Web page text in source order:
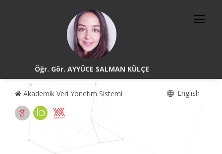
Öğr. Gör. AYYÜCE SALMAN KÜLÇE
Akademik Veri Yönetim Sistemi English